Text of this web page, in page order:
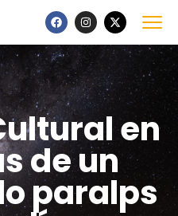
en
de un
paralps